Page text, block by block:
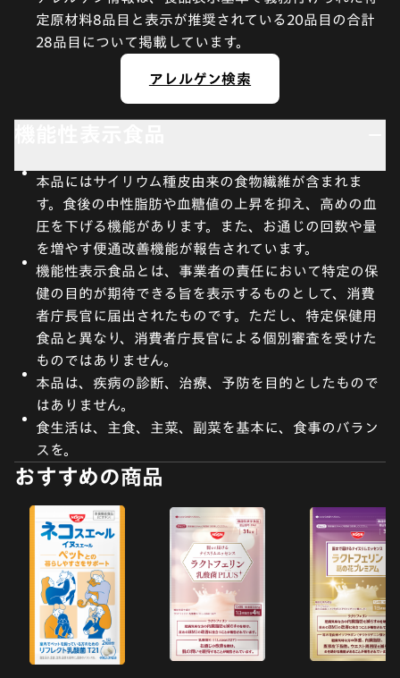
定原材料8品目と表示が推奨されている20品目の合計
28品目について掲載しています。
アレルゲン検索
本品にはサイリウム種皮由来の食物繊維が含まれま
す。食後の中性脂肪や血糖値の上昇を抑え、高めの血
圧を下げる機能があります。また、お通じの回数や量
を増やす便通改善機能が報告されています。
機能性表示食品とは、事業者の責任において特定の保
健の目的が期待できる旨を表示するものとして、消費
者庁長官に届出されたものです。ただし、特定保健用
食品と異なり、消費者庁長官による個別審査を受けた
ものではありません。
本品は、疾病の診断、治療、予防を目的としたもので
はありません。
食生活は、主食、主菜、副菜を基本に、食事のバラン
スを。
おすすめの商品